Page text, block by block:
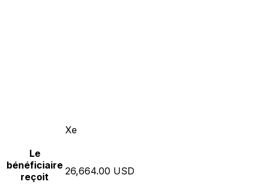
Xe
Le
bénéficiaire
reçoit
26,664.00 USD